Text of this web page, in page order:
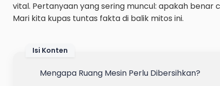
vital. Pertanyaan yang sering muncul: apakah
Mari kita kupas tuntas fakta di balik mitos ini.
Isi Konten
Mengapa Ruang Mesin Perlu Dibersihkan?